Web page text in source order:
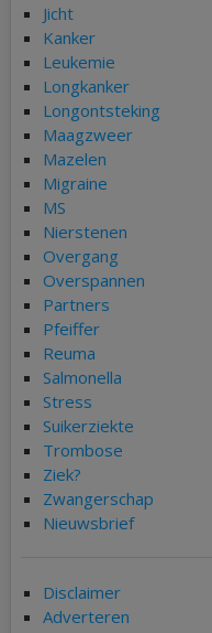
Jicht
Kanker
Leukemie
Longkanker
Longontsteking
Maagzweer
Mazelen
Migraine
MS
Nierstenen
Overgang
Overspannen
Partners
Pfeiffer
Reuma
Salmonella
Stress
Suikerziekte
Trombose
Ziek?
Zwangerschap
Nieuwsbrief
Disclaimer
Adverteren